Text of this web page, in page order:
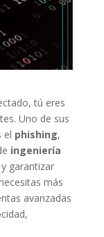
tú eres
Uno de sus
el phishing,
ingeniería
garantizar
más
avanzadas